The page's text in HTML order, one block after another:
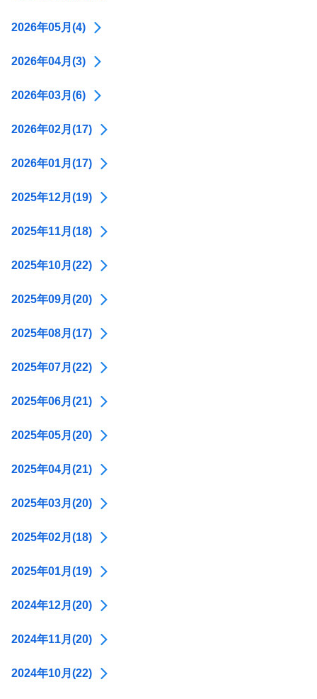
2026年05月(4)
2026年04月(3)
2026年03月(6)
2026年02月(17)
2026年01月(17)
2025年12月(19)
2025年11月(18)
2025年10月(22)
2025年09月(20)
2025年08月(17)
2025年07月(22)
2025年06月(21)
2025年05月(20)
2025年04月(21)
2025年03月(20)
2025年02月(18)
2025年01月(19)
2024年12月(20)
2024年11月(20)
2024年10月(22)